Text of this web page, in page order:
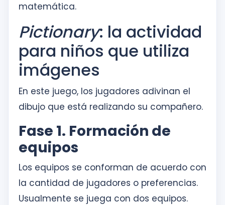
matemática.
Pictionary: la actividad
para niños que utiliza
imágenes
En este juego, los jugadores adivinan el
dibujo que está realizando su compañero.
Fase 1. Formación de
equipos
Los equipos se conforman de acuerdo con
la cantidad de jugadores o preferencias.
Usualmente se juega con dos equipos.